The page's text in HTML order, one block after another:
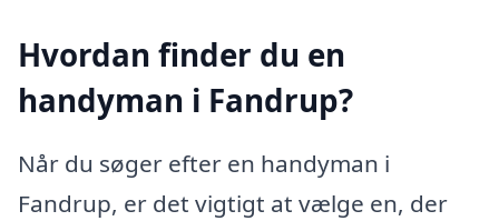
Hvordan finder du en
handyman i Fandrup?
Når du søger efter en handyman i
Fandrup, er det vigtigt at vælge en, der